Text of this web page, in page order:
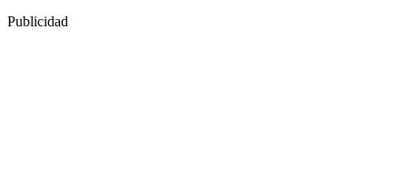
Publicidad